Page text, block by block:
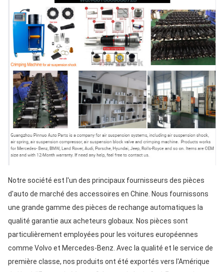
Notre société est l'un des principaux fournisseurs des pièces
d'auto de marché des accessoires en Chine. Nous fournissons
une grande gamme des pièces de rechange automatiques la
qualité garantie aux acheteurs globaux. Nos pièces sont
particulièrement employées pour les voitures européennes
comme Volvo et Mercedes-Benz. Avec la qualité et le service de
première classe, nos produits ont été exportés vers l'Amérique